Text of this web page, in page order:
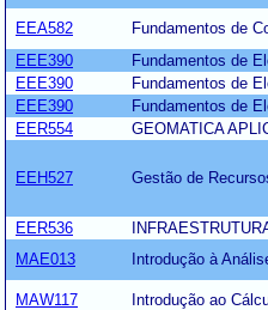
EEA582
Fundamentos de
EEE390
Fundamentos de
EEE390
Fundamentos de
EEE390
Fundamentos de
EER554
GEOMATICA
EEH527 Gestão de
EER536
MAE013
Introdução à
MAW117 Introdução ao